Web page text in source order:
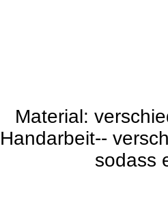
Material:
Handarbeit--
sodass